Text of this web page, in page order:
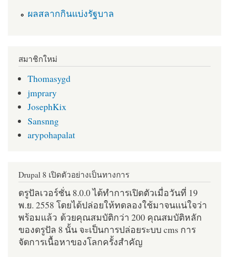
ผลสลากกินแบ่งรัฐบาล
สมาชิกใหม่
Thomasygd
jmprary
JosephKix
Sansnng
arypohapalat
Drupal 8 เปิดตัวอย่างเป็นทางการ
ดรูปัลเวอร์ชั่น 8.0.0 ได้ทำการเปิดตัวเมื่อวันที่ 19
พ.ย. 2558 โดยได้ปล่อยให้ทดลองใช้มาจนแน่ใจว่า
พร้อมแล้ว ด้วยคุณสมบัติกว่า 200 คุณสมบัติหลัก
ของดรูปัล 8 นั้น จะเป็นการปล่อยระบบ cms การ
จัดการเนื้อหาของโลกครั้งสำคัญ